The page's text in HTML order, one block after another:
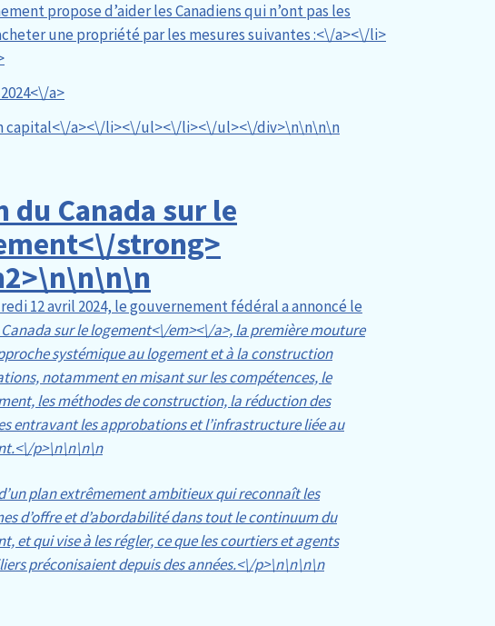
propose d’aider les Canadiens qui n’ont pas les
une propriété par les mesures suivantes :<\/a><\/li>
a>
capital<\/a><\/li><\/ul><\/li><\/ul><\/div>\n\n\n\n
du Canada sur le
strong>
\n\n\n
12 avril 2024, le gouvernement fédéral a annoncé le
sur le logement<\/em><\/a>, la première mouture
systémique au logement et à la construction
notamment en misant sur les compétences, le
les méthodes de construction, la réduction des
entravant les approbations et l’infrastructure liée au
p>\n\n\n\n
plan extrêmement ambitieux qui reconnaît les
d’offre et d’abordabilité dans tout le continuum du
et qui vise à les régler, ce que les courtiers et agents
préconisaient depuis des années.<\/p>\n\n\n\n